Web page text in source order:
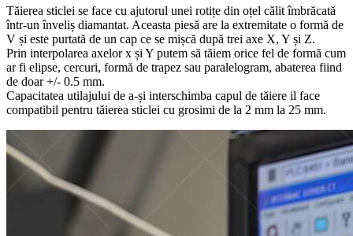
Tăierea sticlei se face cu ajutorul unei rotițe din oțel călit îmbrăcată
într-un înveliș diamantat. Aceasta piesă are la extremitate o formă de
V și este purtată de un cap ce se mișcă după trei axe X, Y și Z.
Prin interpolarea axelor x și Y putem să tăiem orice fel de formă cum
ar fi elipse, cercuri, formă de trapez sau paralelogram, abaterea fiind
de doar +/- 0.5 mm.
Capacitatea utilajului de a-și interschimba capul de tăiere il face
compatibil pentru tăierea sticlei cu grosimi de la 2 mm la 25 mm.